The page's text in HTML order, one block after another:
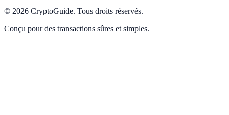
© 2026 CryptoGuide. Tous droits réservés.
Conçu pour des transactions sûres et simples.